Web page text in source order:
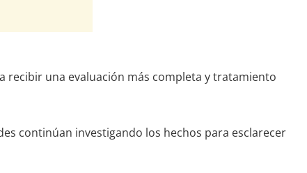
recibir una evaluación más completa y tratamiento
continúan investigando los hechos para esclarecer